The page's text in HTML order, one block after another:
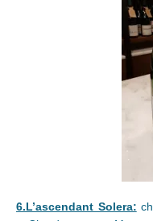
6.L’ascendant Solera: